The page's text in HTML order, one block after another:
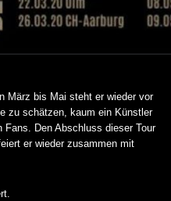
März bis Mai steht er wieder vor
zu schätzen, kaum ein Künstler
Den Abschluss dieser Tour
er wieder zusammen mit